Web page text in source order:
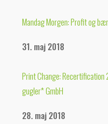
Mandag Morgen: Profit og
31. maj 2018
Print Change: Recertification
gugler* GmbH
28. maj 2018